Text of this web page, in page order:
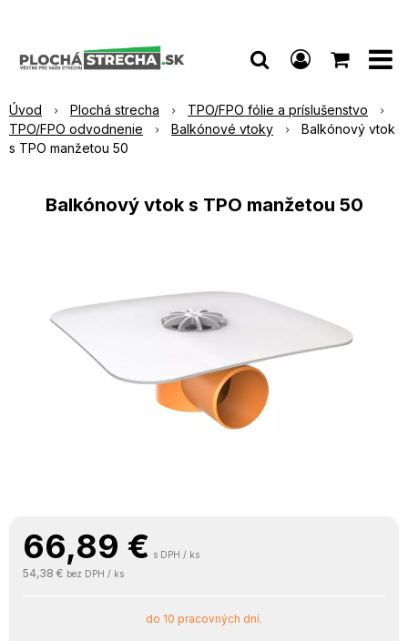
Úvod Plochá strecha
TPO/FPO fólie a príslušenstvo
TPO/FPO odvodnenie
Balkónové vtoky
Balkónový vtok
s TPO manžetou 50
Balkónový vtok s TPO manžetou 50
66,89 € s DPH / ks
54,38 € bez DPH / ks
do 10 pracovných dní.